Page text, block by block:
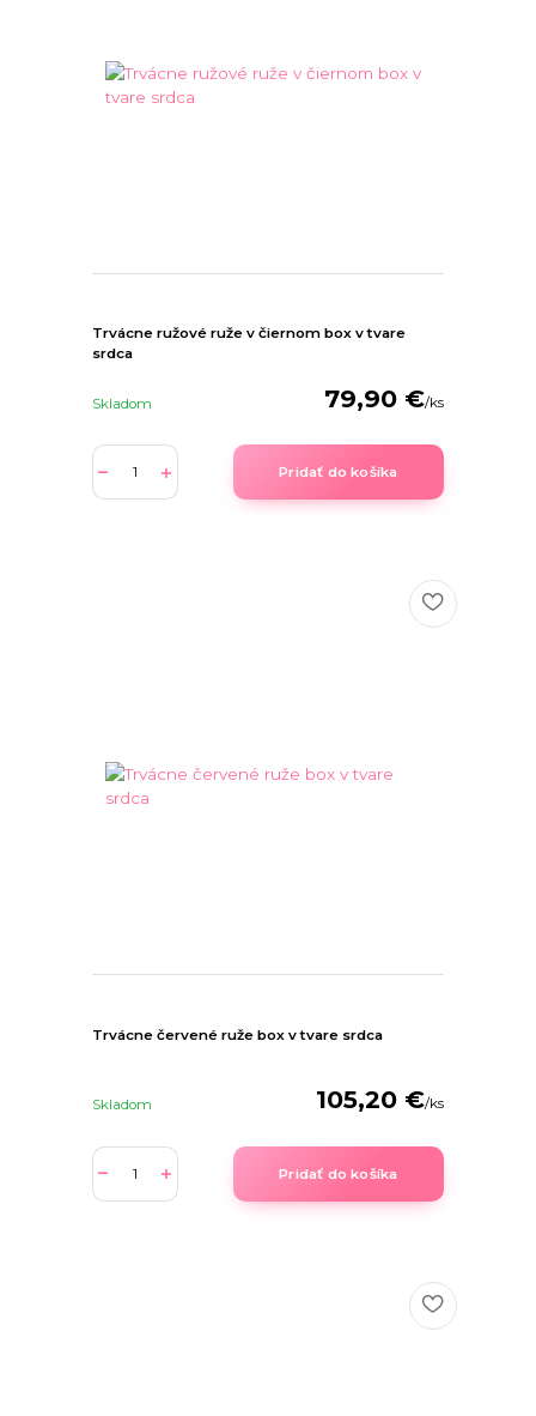
Trvácne ružové ruže v čiernom box v tvare
srdca
79,90 €/ks
Skladom
Pridať do košíka
Trvácne červené ruže box v tvare srdca
105,20 €/ks
Skladom
Pridať do košíka